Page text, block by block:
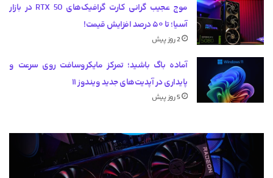
موج عجیب گرانی کارت گرافیک‌های RTX 50 در بازار
آسیا؛ تا ۵۰ درصد افزایش قیمت!
2 روز پیش
آماده باگ باشید؛ تمرکز مایکروسافت روی سرعت و
پایداری در آپدیت‌های جدید ویندوز ۱۱
5 روز پیش